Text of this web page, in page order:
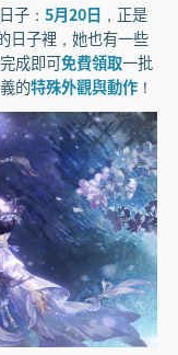
子： 5月20日 ，正是
日子裡，她也有一些
成即可免費領取一批
的特殊外觀與動作！